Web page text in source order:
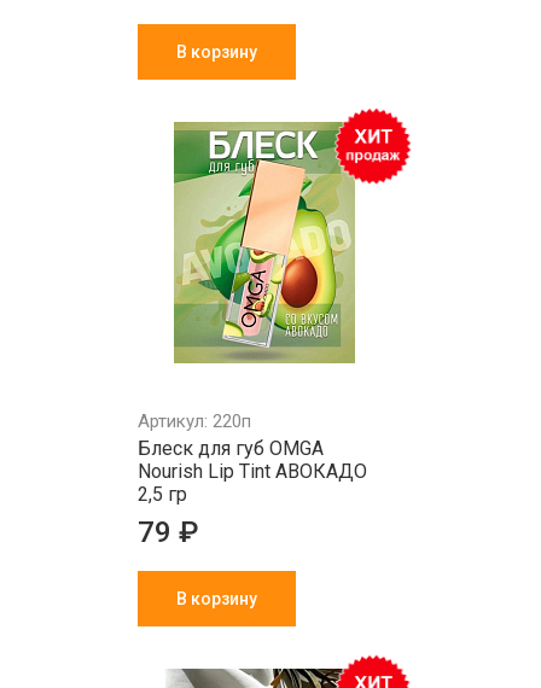
В корзину
Артикул: 220п
Блеск для губ OMGA
Nourish Lip Tint АВОКАДО
2,5 гр
79 ₽
В корзину